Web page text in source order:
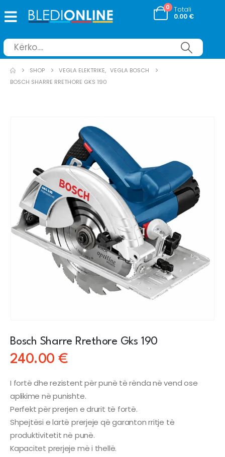
0 Totali
0.00 €
SHOP VEGLA ELEKTRIKE, VEGLA BOSCH
BOSCH SHARRE RRETHORE GKS 190
Bosch Sharre Rrethore Gks 190
240.00 €
I fortë dhe rezistent për punë të rënda në vend ose
aplikime në punishte.
Perfekt për prerjen e drurit të fortë.
Shpejtësi e lartë prerjeje që garanton rritje të
produktivitetit në punë.
Kapacitet prerjeje më i thellë.